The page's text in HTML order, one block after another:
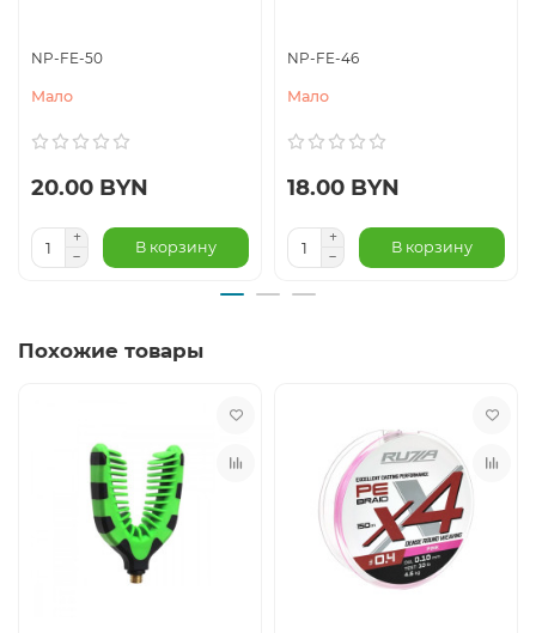
NP-FE-50
Мало
20.00 BYN
В корзину
NP-FE-46
Мало
18.00 BYN
В корзину
Похожие товары